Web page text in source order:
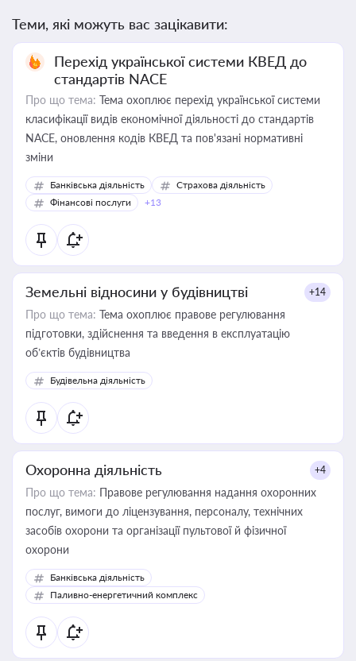
Теми, які можуть вас зацікавити:
Перехід української системи КВЕД до
стандартів NACE
Про що тема: Тема охоплює перехід української системи
класифікації видів економічної діяльності до стандартів
NACE, оновлення кодів КВЕД та пов'язані нормативні
зміни
Банківська діяльність
Страхова діяльність
Фінансові послуги
+13
Земельні відносини у будівництві +14
Про що тема: Тема охоплює правове регулювання
підготовки, здійснення та введення в експлуатацію
об’єктів будівництва
Будівельна діяльність
Охоронна діяльність +4
Про що тема: Правове регулювання надання охоронних
послуг, вимоги до ліцензування, персоналу, технічних
засобів охорони та організації пультової й фізичної
охорони
Банківська діяльність
Паливно-енергетичний комплекс